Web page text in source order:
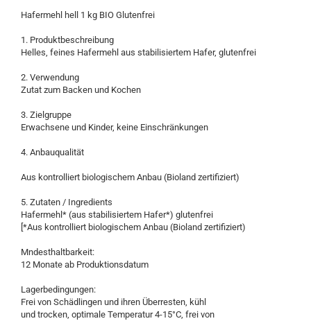
Hafermehl hell 1 kg BIO Glutenfrei
1. Produktbeschreibung
Helles, feines Hafermehl aus stabilisiertem Hafer, glutenfrei
2. Verwendung
Zutat zum Backen und Kochen
3. Zielgruppe
Erwachsene und Kinder, keine Einschränkungen
4. Anbauqualität
Aus kontrolliert biologischem Anbau (Bioland zertifiziert)
5. Zutaten / Ingredients
Hafermehl* (aus stabilisiertem Hafer*) glutenfrei
[*Aus kontrolliert biologischem Anbau (Bioland zertifiziert)
Mndesthaltbarkeit:
12 Monate ab Produktionsdatum
Lagerbedingungen:
Frei von Schädlingen und ihren Überresten, kühl
und trocken, optimale Temperatur 4-15°C, frei von